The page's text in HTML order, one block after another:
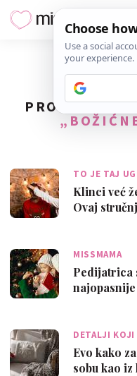
PRONAĐENO
TO JE TAJ
Klinci već
Ovaj
MISSMAMA
Pedijatrica
DETALJI KOJI
Evo kako
sobu kao